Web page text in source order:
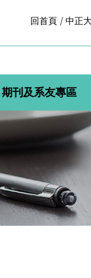
回首頁 中正
期刊及系友專區